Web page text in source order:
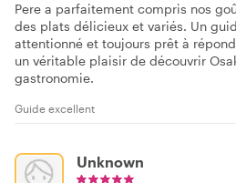
Pere a parfaitement compris nos
des plats délicieux et variés. Un
attentionné et toujours prêt à
un véritable plaisir de découvrir
gastronomie.
Guide excellent
Unknown